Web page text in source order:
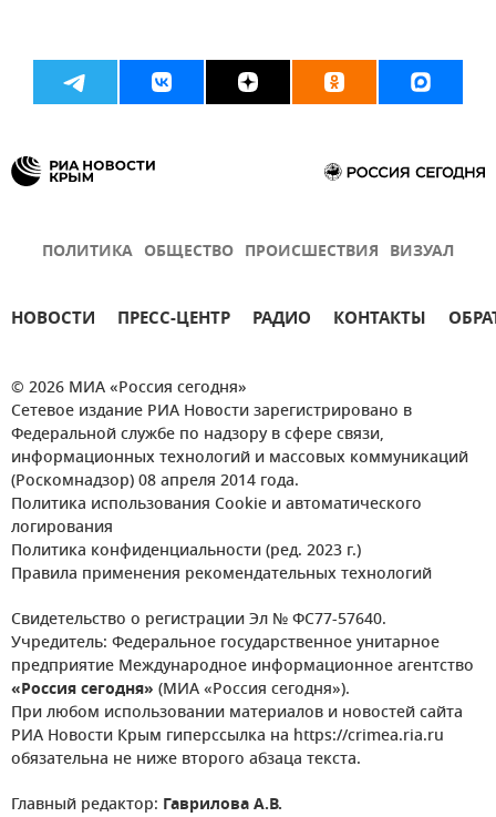
ПОЛИТИКА ОБЩЕСТВО ПРОИСШЕСТВИЯ ВИЗУАЛ
НОВОСТИ ПРЕСС-ЦЕНТР РАДИО КОНТАКТЫ
© 2026 МИА «Россия сегодня»
Сетевое издание РИА Новости зарегистрировано в
Федеральной службе по надзору в сфере связи,
информационных технологий и массовых коммуникаций
(Роскомнадзор) 08 апреля 2014 года.
Политика использования Cookie и автоматического
логирования
Политика конфиденциальности (ред. 2023 г.)
Правила применения рекомендательных технологий
Свидетельство о регистрации Эл № ФС77-57640.
Учредитель: Федеральное государственное унитарное
предприятие Международное информационное агентство
«Россия сегодня» (МИА «Россия сегодня»).
При любом использовании материалов и новостей сайта
РИА Новости Крым гиперссылка на https://crimea.ria.ru
обязательна не ниже второго абзаца текста.
Главный редактор: Гаврилова А.В.